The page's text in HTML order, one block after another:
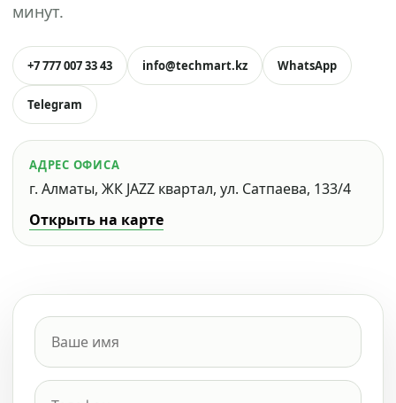
минут.
+7 777 007 33 43 info@techmart.kz WhatsApp
Telegram
АДРЕС ОФИСА
г. Алматы, ЖК JAZZ квартал, ул. Сатпаева, 133/4
Открыть на карте